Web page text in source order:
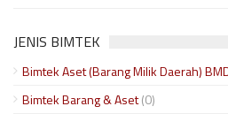
JENIS BIMTEK
Bimtek Aset (Barang Milik Daerah)
Bimtek Barang & Aset(0)